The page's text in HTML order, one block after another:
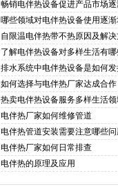
畅销电伴热设备促进产品市场
哪些领域对电伴热设备使用逐
自限温电伴热带不热原因及解
了解电伴热设备对多样生活有
排水系统中电伴热设备是如何
如何选择与电伴热厂家达成合
热卖电伴热设备服务多样生活
电伴热厂家如何维修管道
电伴热管道安装需要注意哪些
电伴热厂家如何日常排查
电伴热的原理及应用